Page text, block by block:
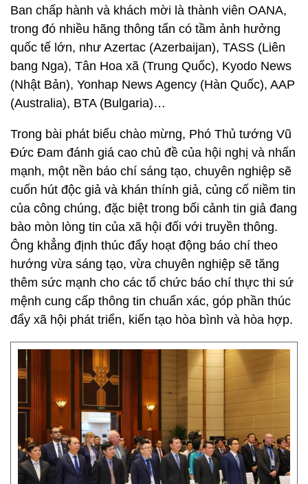
Ban chấp hành và khách mời là thành viên OANA,
trong đó nhiều hãng thông tấn có tầm ảnh hưởng
quốc tế lớn, như Azertac (Azerbaijan), TASS (Liên
bang Nga), Tân Hoa xã (Trung Quốc), Kyodo News
(Nhật Bản), Yonhap News Agency (Hàn Quốc), AAP
(Australia), BTA (Bulgaria)…
Trong bài phát biểu chào mừng, Phó Thủ tướng Vũ
Đức Đam đánh giá cao chủ đề của hội nghị và nhấn
mạnh, một nền báo chí sáng tạo, chuyên nghiệp sẽ
cuốn hút độc giả và khán thính giả, củng cố niềm tin
của công chúng, đặc biệt trong bối cảnh tin giả đang
bào mòn lòng tin của xã hội đối với truyền thông.
Ông khẳng định thúc đẩy hoạt động báo chí theo
hướng vừa sáng tạo, vừa chuyên nghiệp sẽ tăng
thêm sức mạnh cho các tổ chức báo chí thực thi sứ
mệnh cung cấp thông tin chuẩn xác, góp phần thúc
đẩy xã hội phát triển, kiến tạo hòa bình và hòa hợp.